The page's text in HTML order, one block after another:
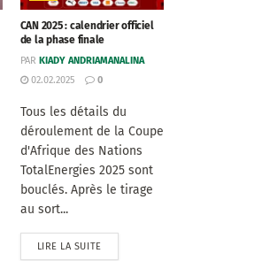
CAN 2025 : calendrier officiel
de la phase finale
PAR KIADY ANDRIAMANALINA
02.02.2025
0
Tous les détails du
déroulement de la Coupe
d'Afrique des Nations
TotalEnergies 2025 sont
bouclés. Après le tirage
au sort...
LIRE LA SUITE